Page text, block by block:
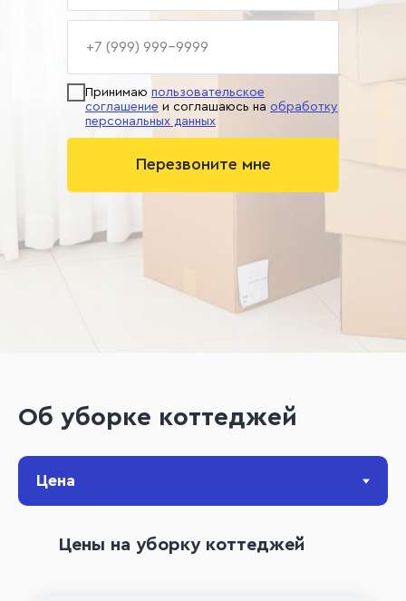
Принимаю пользовательское
соглашение и соглашаюсь на обработку
персональных данных
Перезвоните мне
Об уборке коттеджей
Цены на уборку коттеджей